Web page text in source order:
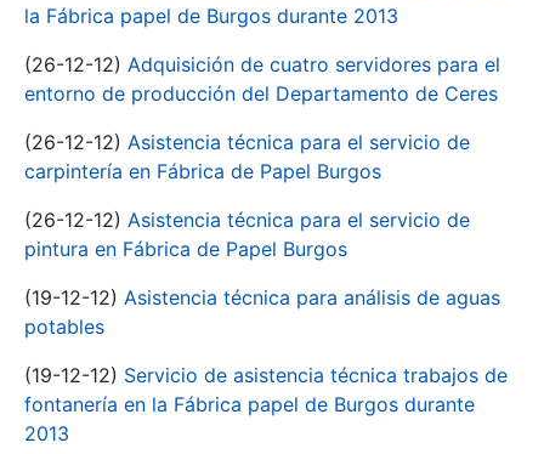
la Fábrica papel de Burgos durante 2013
(26-12-12) Adquisición de cuatro servidores para el
entorno de producción del Departamento de Ceres
(26-12-12) Asistencia técnica para el servicio de
carpintería en Fábrica de Papel Burgos
(26-12-12) Asistencia técnica para el servicio de
pintura en Fábrica de Papel Burgos
(19-12-12) Asistencia técnica para análisis de aguas
potables
(19-12-12) Servicio de asistencia técnica trabajos de
fontanería en la Fábrica papel de Burgos durante
2013